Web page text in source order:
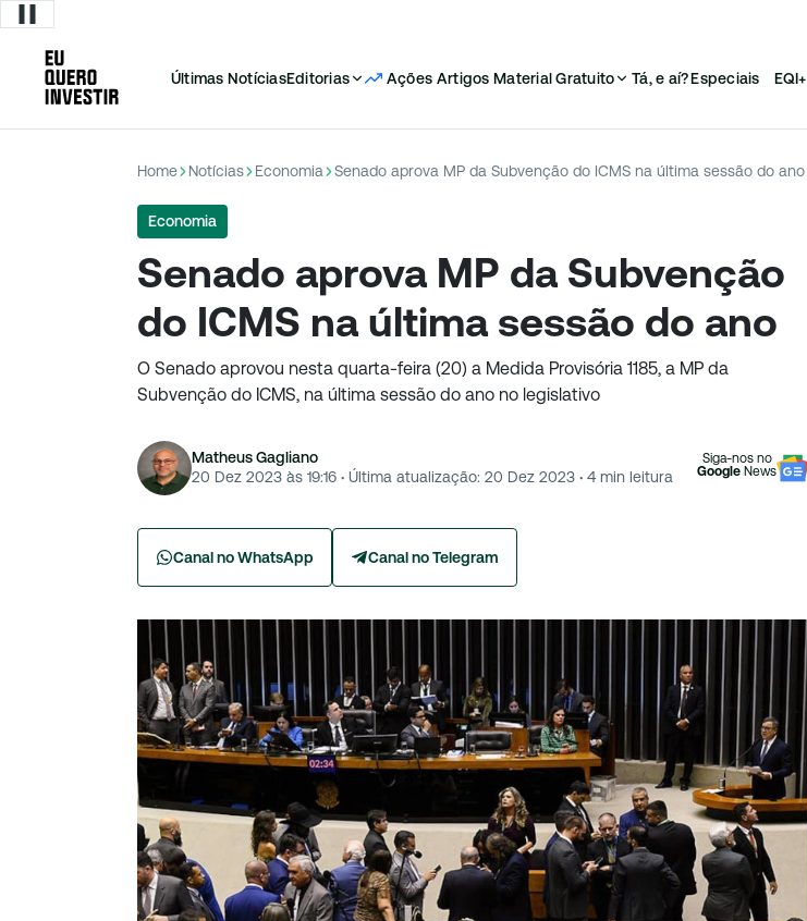
Últimas NotíciasEditorias Ações Artigos Material Gratuito Tá, e aí?Especiais EQI+
Home Notícias Economia Senado aprova MP da Subvenção do ICMS na última sessão do ano
Economia
Senado aprova MP da Subvenção
do ICMS na última sessão do ano
O Senado aprovou nesta quarta-feira (20) a Medida Provisória 1185, a MP da
Subvenção do ICMS, na última sessão do ano no legislativo
Matheus Gagliano
20 Dez 2023 às 19:16 · Última atualização: 20 Dez 2023 · 4min leitura
Siga-nos no
Google News
Canal no WhatsApp Canal no Telegram